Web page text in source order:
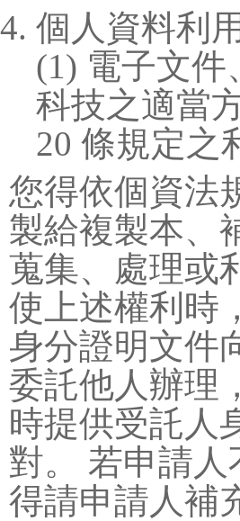
個人資料利
(1) 電子文
科技之適當
20 條規定之
您得依個資法
製給複製本、
蒐集、處理或
使上述權利時
身分證明文件
委託他人辦理
時提供受託人
對。 若申請
得請申請人補